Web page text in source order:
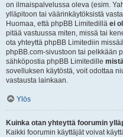
on ilmaispalvelussa oleva (esim.
ylläpitoon tai väärinkäytöksistä
Huomaa, että phpBB Limitedillä ei
pitää vastuussa miten, missä tai
ota yhteyttä phpBB Limitediin
phpBB.com-sivustoon tai pelkkään
sähköpostia phpBB Limitedille
sovelluksen käytöstä, voit odottaa
vastausta lainkaan.
Ylös
Kuinka otan yhteyttä foorumin
Kaikki foorumin käyttäjät voivat